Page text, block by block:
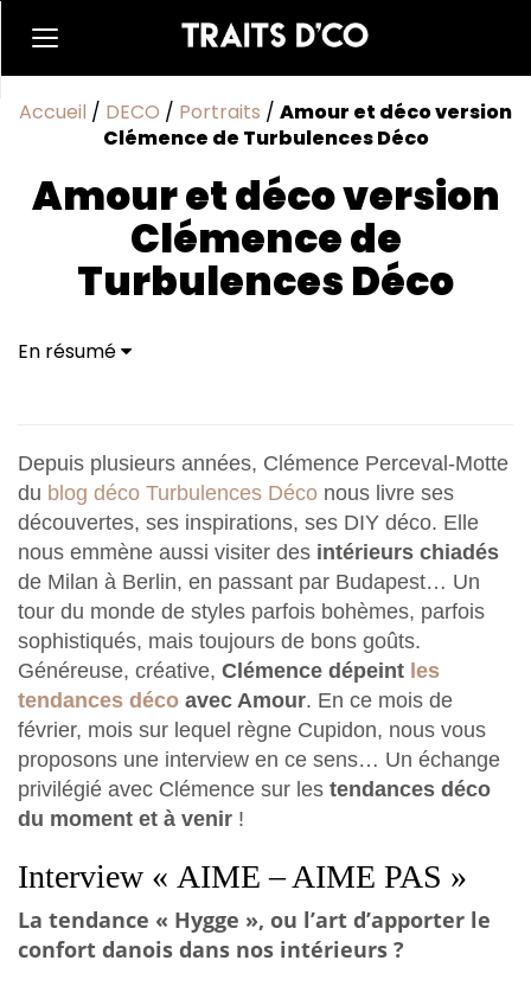
Accueil / DECO / Portraits / Amour et déco version
Clémence de Turbulences Déco
Amour et déco version
Clémence de
Turbulences Déco
En résumé
Depuis plusieurs années, Clémence Perceval-Motte
du blog déco Turbulences Déco nous livre ses
découvertes, ses inspirations, ses DIY déco. Elle
nous emmène aussi visiter des intérieurs chiadés
de Milan à Berlin, en passant par Budapest… Un
tour du monde de styles parfois bohèmes, parfois
sophistiqués, mais toujours de bons goûts.
Généreuse, créative, Clémence dépeint les
tendances déco avec Amour. En ce mois de
février, mois sur lequel règne Cupidon, nous vous
proposons une interview en ce sens… Un échange
privilégié avec Clémence sur les tendances déco
du moment et à venir !
Interview « AIME – AIME PAS »
La tendance « Hygge », ou l’art d’apporter le
confort danois dans nos intérieurs ?